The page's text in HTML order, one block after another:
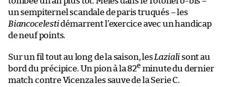
un sempiternel scandale de paris truqués – les
Biancocelestidémarrent l’exercice avec un handicap
de neuf points.
Sur un fil tout au long de la saison, lesLaziali sont au
bord du précipice. Un pion à la 82e minute du dernier
match contre Vicenza les sauve de la Serie C.